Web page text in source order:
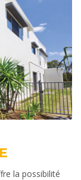
la possibilité